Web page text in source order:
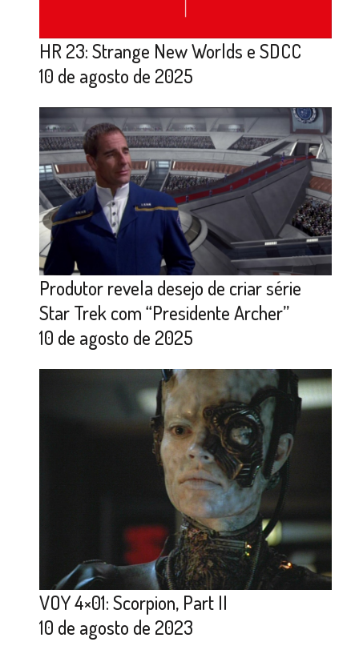
HR 23: Strange New Worlds e SDCC
10 de agosto de 2025
Produtor revela desejo de criar série
Star Trek com “Presidente Archer”
10 de agosto de 2025
VOY 4×01: Scorpion, Part II
10 de agosto de 2023